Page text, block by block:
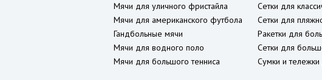
Мячи для уличного фристайла
Мячи для американского футбола
Гандбольные мячи
Мячи для водного поло
Мячи для большого тенниса
Сетки для
Сетки для
Ракетки для
Сетки для
Сумки и